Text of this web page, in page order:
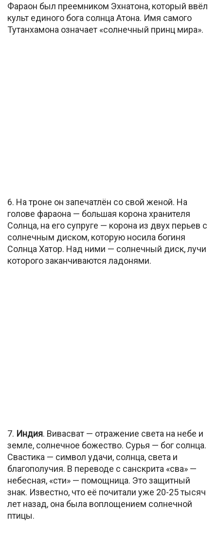
Фараон был преемником Эхнатона, который ввёл
культ единого бога солнца Атона. Имя самого
Тутанхамона означает «солнечный принц мира».
6. На троне он запечатлён со свой женой. На
голове фараона — большая корона хранителя
Солнца, на его супруге — корона из двух перьев с
солнечным диском, которую носила богиня
Солнца Хатор. Над ними — солнечный диск, лучи
которого заканчиваются ладонями.
7. Индия. Вивасват — отражение света на небе и
земле, солнечное божество. Сурья — бог солнца.
Свастика — символ удачи, солнца, света и
благополучия. В переводе с санскрита «сва» —
небесная, «сти» — помощница. Это защитный
знак. Известно, что её почитали уже 20-25 тысяч
лет назад, она была воплощением солнечной
птицы.